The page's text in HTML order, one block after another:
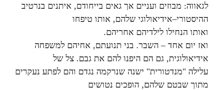
לגאווה: מבוזים ועניים אך גאים בייחודם, איתנים בנרטיב
ההיסטורי–אידיאולוגי שלהם, אותו טיפחו
ואותו הנחילו לילדיהם אחריהם.
ואז יום אחד – השבר. בני תנועתם, אחיהם למשפחה
אידיאולוגית, גם הם היפנו להם את גבם. צל של
עלילה "מנדטורית" ישנה שנרקמה נגדם והם לפתע נעקרים
מתוך שבטם שלהם, הופכים נטושים